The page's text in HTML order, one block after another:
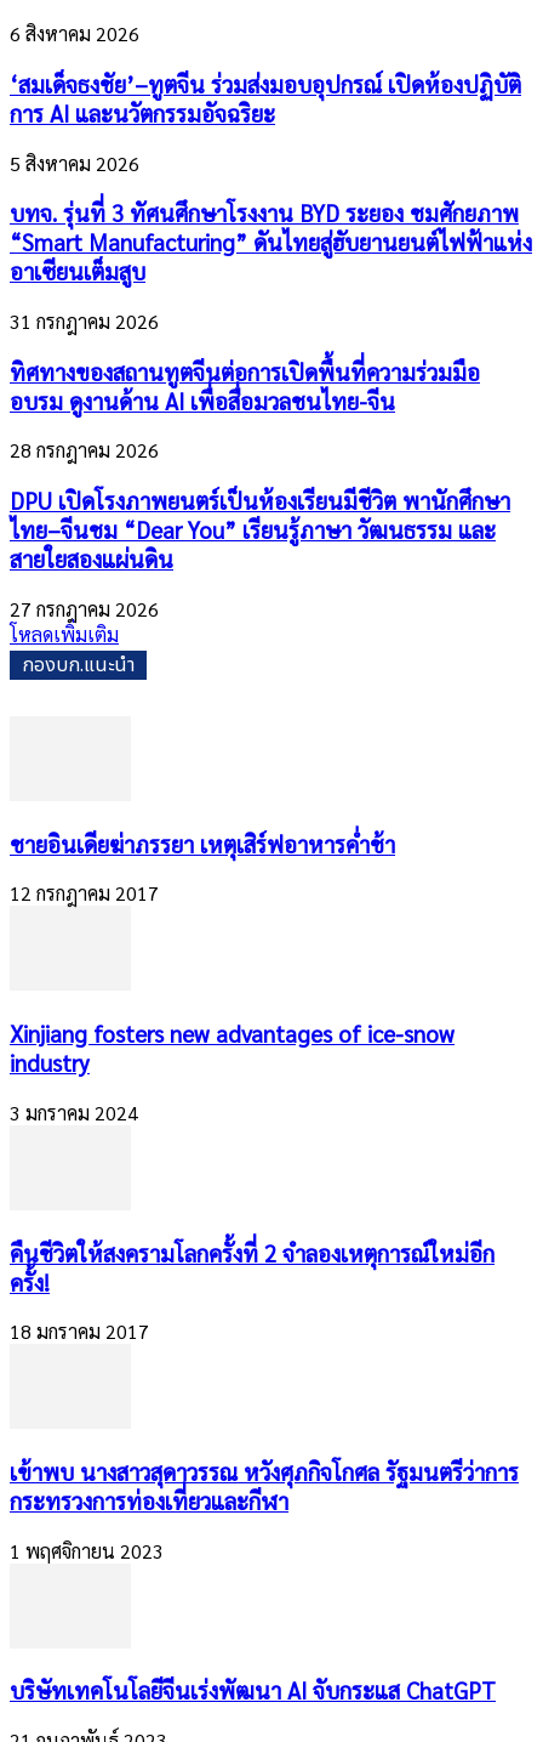
6 สิงหาคม 2026
‘สมเด็จธงชัย’–ทูตจีน ร่วมส่งมอบอุปกรณ์ เปิดห้องปฏิบัติ
การ AI และนวัตกรรมอัจฉริยะ
5 สิงหาคม 2026
บทจ. รุ่นที่ 3 ทัศนศึกษาโรงงาน BYD ระยอง ชมศักยภาพ
“Smart Manufacturing” ดันไทยสู่ฮับยานยนต์ไฟฟ้าแห่ง
อาเซียนเต็มสูบ
31 กรกฎาคม 2026
ทิศทางของสถานทูตจีนต่อการเปิดพื้นที่ความร่วมมือ
อบรม ดูงานด้าน AI เพื่อสื่อมวลชนไทย-จีน
28 กรกฎาคม 2026
DPU เปิดโรงภาพยนตร์เป็นห้องเรียนมีชีวิต พานักศึกษา
ไทย–จีนชม “Dear You” เรียนรู้ภาษา วัฒนธรรม และ
สายใยสองแผ่นดิน
27 กรกฎาคม 2026
โหลดเพิ่มเติม
กองบก.แนะนำ
​ชายอินเดียฆ่าภรรยา เหตุเสิร์ฟอาหารค่ำช้า
12 กรกฎาคม 2017
Xinjiang fosters new advantages of ice-snow
industry
3 มกราคม 2024
คืนชีวิตให้สงครามโลกครั้งที่ 2 จำลองเหตุการณ์ใหม่อีก
ครั้ง!
18 มกราคม 2017
เข้าพบ นางสาวสุดาวรรณ หวังศุภกิจโกศล รัฐมนตรีว่าการ
กระทรวงการท่องเที่ยวและกีฬา
1 พฤศจิกายน 2023
บริษัทเทคโนโลยีจีนเร่งพัฒนา AI จับกระแส ChatGPT